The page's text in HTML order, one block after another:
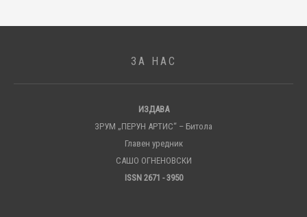
ЗА НАС
ИЗДАВА
ЗРУМ „ПЕРУН АРТИС“ – Битола
Главен уредник
САШО ОГНЕНОВСКИ
ISSN 2671 - 3950